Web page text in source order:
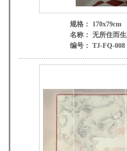
规格： 170x79cm
名称： 无所住而
编号： TJ-FQ-008